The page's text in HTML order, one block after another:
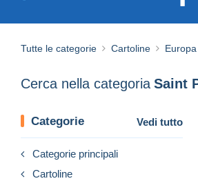
Tutte le categorie Cartoline Europa
Cerca nella categoria Saint
Categorie Vedi tutto
Categorie principali
Cartoline